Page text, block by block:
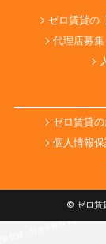
ゼロ賃貸の
代理店募集
ゼロ賃貸
個人情報
© ゼロ賃